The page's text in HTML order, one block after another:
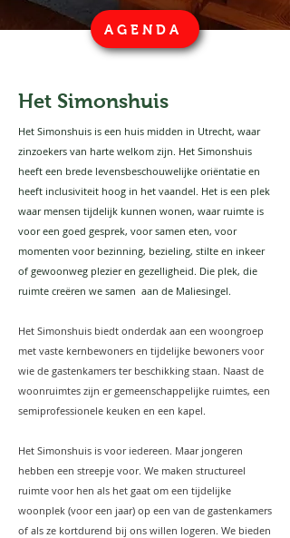
AGENDA
Het Simonshuis
Het Simonshuis is een huis midden in Utrecht, waar
zinzoekers van harte welkom zijn. Het Simonshuis
heeft een brede levensbeschouwelijke oriëntatie en
heeft inclusiviteit hoog in het vaandel. Het is een plek
waar mensen tijdelijk kunnen wonen, waar ruimte is
voor een goed gesprek, voor samen eten, voor
momenten voor bezinning, bezieling, stilte en inkeer
of gewoonweg plezier en gezelligheid. Die plek, die
ruimte creëren we samen aan de Maliesingel.
Het Simonshuis biedt onderdak aan een woongroep
met vaste kernbewoners en tijdelijke bewoners voor
wie de gastenkamers ter beschikking staan. Naast de
woonruimtes zijn er gemeenschappelijke ruimtes, een
semiprofessionele keuken en een kapel.
Het Simonshuis is voor iedereen. Maar jongeren
hebben een streepje voor. We maken structureel
ruimte voor hen als het gaat om een tijdelijke
woonplek (voor een jaar) op een van de gastenkamers
of als ze kortdurend bij ons willen logeren. We bieden